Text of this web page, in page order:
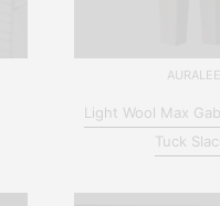
AURALEE
Light Wool Max
Tuck